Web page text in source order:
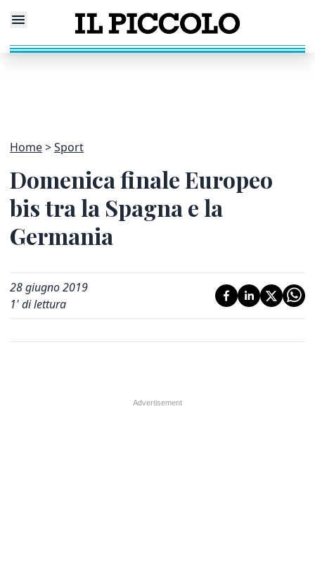
Home Sport
Domenica finale Europeo
bis tra la Spagna e la
Germania
28 giugno 2019
1' di lettura